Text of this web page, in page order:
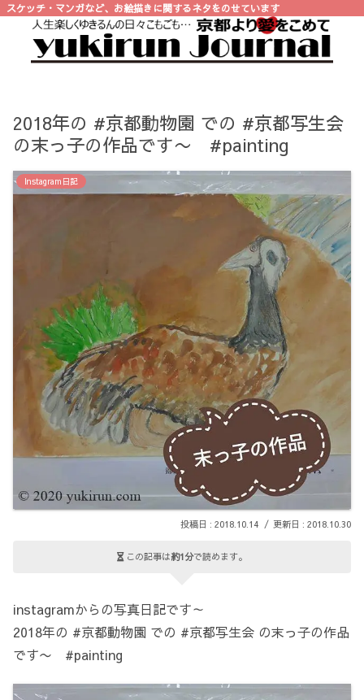
スケッチ・マンガなど、お絵描きに関するネタをのせています
2018年の #京都動物園 での #京都写生会
の末っ子の作品です〜 #painting
Instagram日記
2018.10.14 2018.10.30
この記事は約1分で読めます。
instagramからの写真日記です～
2018年の #京都動物園 での #京都写生会 の末っ子の作品
です〜 #painting